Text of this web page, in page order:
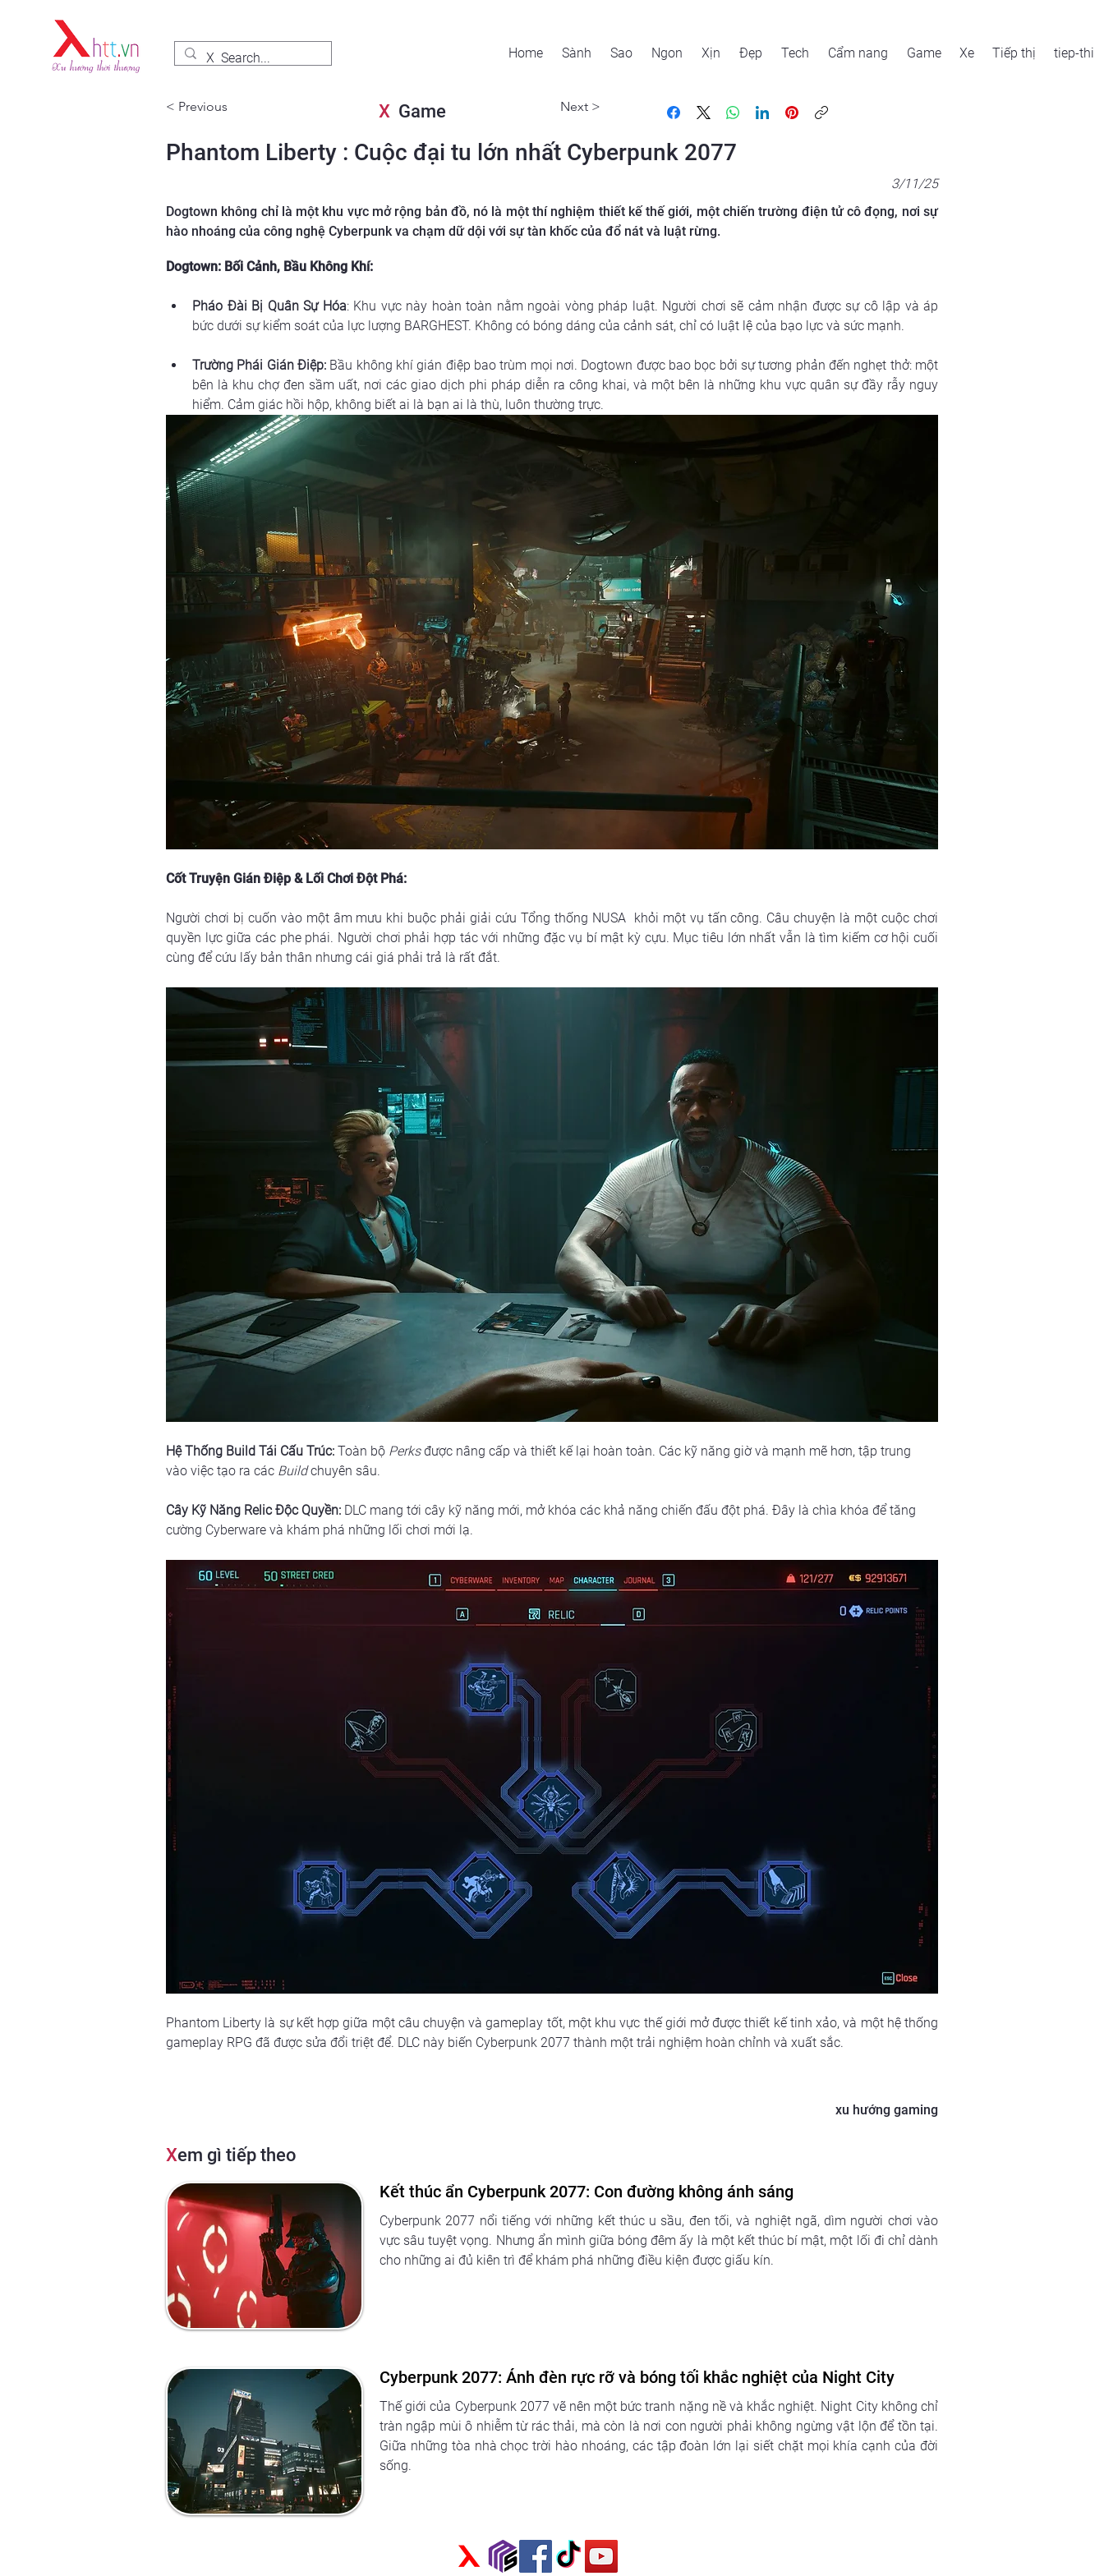
Home Sành Sao Ngon Xịn Đẹp Tech Cẩm nang Game Xe Tiếp thị tiep-thi
< Previous X Game Next >
Phantom Liberty : Cuộc đại tu lớn nhất Cyberpunk 2077
3/11/25
Dogtown không chỉ là một khu vực mở rộng bản đồ, nó là một thí nghiệm thiết kế thế giới, một chiến trường điện tử cô đọng, nơi sự
hào nhoáng của công nghệ Cyberpunk va chạm dữ dội với sự tàn khốc của đổ nát và luật rừng.
Dogtown: Bối Cảnh, Bầu Không Khí:
Pháo Đài Bị Quân Sự Hóa: Khu vực này hoàn toàn nằm ngoài vòng pháp luật. Người chơi sẽ cảm nhận được sự cô lập và áp
bức dưới sự kiểm soát của lực lượng BARGHEST. Không có bóng dáng của cảnh sát, chỉ có luật lệ của bạo lực và sức mạnh.
Trường Phái Gián Điệp: Bầu không khí gián điệp bao trùm mọi nơi. Dogtown được bao bọc bởi sự tương phản đến nghẹt thở: một
bên là khu chợ đen sầm uất, nơi các giao dịch phi pháp diễn ra công khai, và một bên là những khu vực quân sự đầy rẫy nguy
hiểm. Cảm giác hồi hộp, không biết ai là bạn ai là thù, luôn thường trực.
Cốt Truyện Gián Điệp & Lối Chơi Đột Phá:
Người chơi bị cuốn vào một âm mưu khi buộc phải giải cứu Tổng thống NUSA  khỏi một vụ tấn công. Câu chuyện là một cuộc chơi
quyền lực giữa các phe phái. Người chơi phải hợp tác với những đặc vụ bí mật kỳ cựu. Mục tiêu lớn nhất vẫn là tìm kiếm cơ hội cuối
cùng để cứu lấy bản thân nhưng cái giá phải trả là rất đắt.
Hệ Thống Build Tái Cấu Trúc: Toàn bộ Perks được nâng cấp và thiết kế lại hoàn toàn. Các kỹ năng giờ và mạnh mẽ hơn, tập trung
vào việc tạo ra các Build chuyên sâu.
Cây Kỹ Năng Relic Độc Quyền: DLC mang tới cây kỹ năng mới, mở khóa các khả năng chiến đấu đột phá. Đây là chìa khóa để tăng
cường Cyberware và khám phá những lối chơi mới lạ.
Phantom Liberty là sự kết hợp giữa một câu chuyện và gameplay tốt, một khu vực thế giới mở được thiết kế tinh xảo, và một hệ thống
gameplay RPG đã được sửa đổi triệt để. DLC này biến Cyberpunk 2077 thành một trải nghiệm hoàn chỉnh và xuất sắc.
xu hướng gaming
Xem gì tiếp theo
Kết thúc ẩn Cyberpunk 2077: Con đường không ánh sáng
Cyberpunk 2077 nổi tiếng với những kết thúc u sầu, đen tối, và nghiệt ngã, dìm người chơi vào
vực sâu tuyệt vọng. Nhưng ẩn mình giữa bóng đêm ấy là một kết thúc bí mật, một lối đi chỉ dành
cho những ai đủ kiên trì để khám phá những điều kiện được giấu kín.
Cyberpunk 2077: Ánh đèn rực rỡ và bóng tối khắc nghiệt của Night City
Thế giới của Cyberpunk 2077 vẽ nên một bức tranh nặng nề và khắc nghiệt. Night City không chỉ
tràn ngập mùi ô nhiễm từ rác thải, mà còn là nơi con người phải không ngừng vật lộn để tồn tại.
Giữa những tòa nhà chọc trời hào nhoáng, các tập đoàn lớn lại siết chặt mọi khía cạnh của đời
sống.